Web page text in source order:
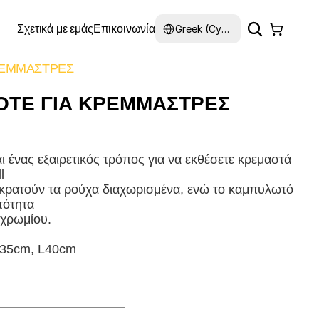
Σχετικά με εμάςΕπικοινωνία Greek (Cyprus)
ΓΙΑ ΚΡΕΜΜΑΣΤΡΕΣ
ένας εξαιρετικός τρόπος για να εκθέσετε κρεμαστά
τα ρούχα διαχωρισμένα, ενώ το καμπυλωτό
χρωμίου.
L40cm